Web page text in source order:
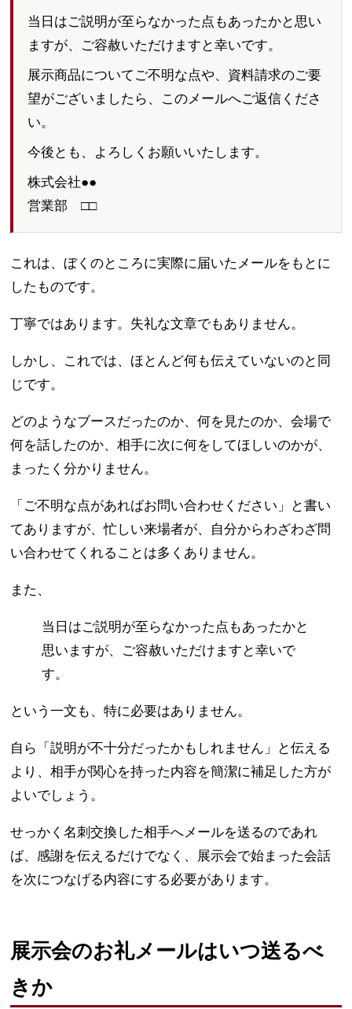
当日はご説明が至らなかった点もあったかと思い
ますが、ご容赦いただけますと幸いです。
展示商品についてご不明な点や、資料請求のご要
望がございましたら、このメールへご返信くださ
い。
今後とも、よろしくお願いいたします。
株式会社●●
営業部 □□
これは、ぼくのところに実際に届いたメールをもとに
したものです。
丁寧ではあります。失礼な文章でもありません。
しかし、これでは、ほとんど何も伝えていないのと同
じです。
どのようなブースだったのか、何を見たのか、会場で
何を話したのか、相手に次に何をしてほしいのかが、
まったく分かりません。
「ご不明な点があればお問い合わせください」と書い
てありますが、忙しい来場者が、自分からわざわざ問
い合わせてくれることは多くありません。
また、
当日はご説明が至らなかった点もあったかと
思いますが、ご容赦いただけますと幸いで
す。
という一文も、特に必要はありません。
自ら「説明が不十分だったかもしれません」と伝える
より、相手が関心を持った内容を簡潔に補足した方が
よいでしょう。
せっかく名刺交換した相手へメールを送るのであれ
ば、感謝を伝えるだけでなく、展示会で始まった会話
を次につなげる内容にする必要があります。
展示会のお礼メールはいつ送るべ
きか